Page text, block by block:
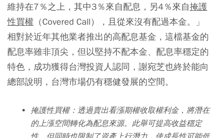
維持在7％之上，其中3％來自配息，另4％來自掩護
性買權 （Covered Call），且從來沒有配過本金。」
相對於近年其他業者推出的高配息基金，這檔基金的
配息率雖非頂尖，但以堅持不配本金、配息率穩定的
特色，成功獲得台灣投資人認同，謝宛芝也終於能向
總部說明，台灣市場仍有穩健發展的空間。
掩護性買權：透過賣出看漲期權收取權利金，將潛在
的上漲空間轉化為配息來源。此舉可提高收益穩定